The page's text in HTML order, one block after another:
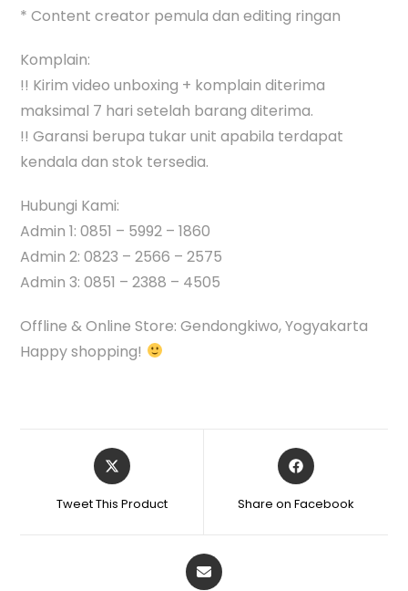
* Content creator pemula dan editing ringan
Komplain:
!! Kirim video unboxing + komplain diterima
maksimal 7 hari setelah barang diterima.
!! Garansi berupa tukar unit apabila terdapat
kendala dan stok tersedia.
Hubungi Kami:
Admin 1: 0851 – 5992 – 1860
Admin 2: 0823 – 2566 – 2575
Admin 3: 0851 – 2388 – 4505
Offline & Online Store: Gendongkiwo, Yogyakarta
Happy shopping!
Tweet This Product Share on Facebook